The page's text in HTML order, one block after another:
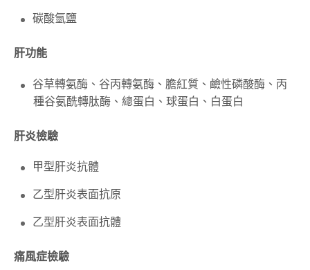
碳酸氫鹽
肝功能
谷草轉氨酶、谷丙轉氨酶、膽紅質、鹼性磷酸酶、丙
種谷氨酰轉肽酶、總蛋白、球蛋白、白蛋白
肝炎檢驗
甲型肝炎抗體
乙型肝炎表面抗原
乙型肝炎表面抗體
痛風症檢驗